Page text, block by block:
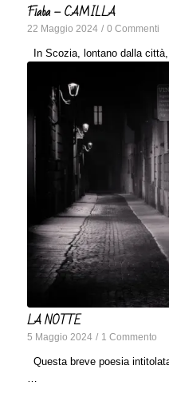
Fiaba – CAMILLA
22 Maggio 2024 / 0 Commenti
In Scozia, lontano dalla
LA NOTTE
5 Maggio 2024 / 1 Commento
Questa breve poesia
…